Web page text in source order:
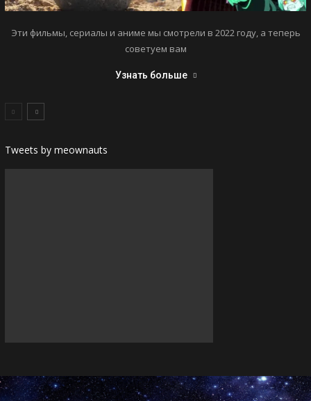
Эти фильмы, сериалы и аниме мы смотрели в 2022 году, а теперь
советуем вам
Узнать больше
Tweets by meownauts